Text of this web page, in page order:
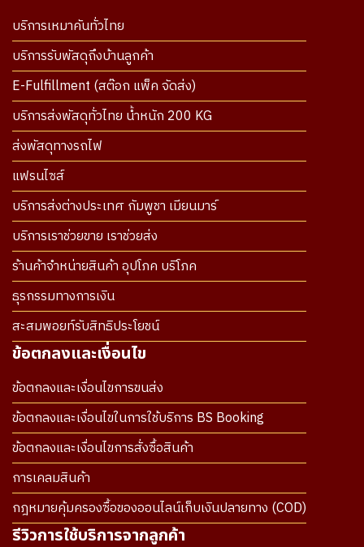
บริการเหมาคันทั่วไทย
บริการรับพัสดุถึงบ้านลูกค้า
E-Fulfillment (สต๊อก แพ็ค จัดส่ง)
บริการส่งพัสดุทั่วไทย น้ำหนัก 200 KG
ส่งพัสดุทางรถไฟ
แฟรนไซส์
บริการส่งต่างประเทศ กัมพูชา เมียนมาร์
บริการเราช่วยขาย เราช่วยส่ง
ร้านค้าจำหน่ายสินค้า อุปโภค บริโภค
ธุรกรรมทางการเงิน
สะสมพอยท์รับสิทธิประโยชน์
ข้อตกลงและเงื่อนไข
ข้อตกลงและเงื่อนไขการขนส่ง
ข้อตกลงและเงื่อนไขในการใช้บริการ BS Booking
ข้อตกลงและเงื่อนไขการสั่งซื้อสินค้า
การเคลมสินค้า
กฎหมายคุ้มครองซื้อของออนไลน์เก็บเงินปลายทาง (COD)
รีวิวการใช้บริการจากลูกค้า